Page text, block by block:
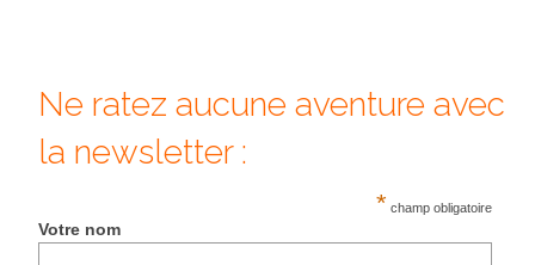
Kamakura
Kyoto
Ne ratez aucune aventure avec
la newsletter :
* champ obligatoire
Votre nom